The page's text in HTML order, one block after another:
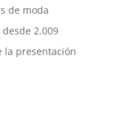
de moda
2.009
la presentación